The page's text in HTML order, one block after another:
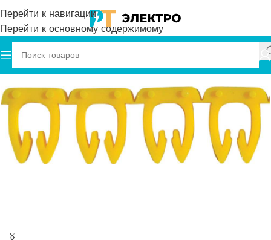
Перейти к навигации
Перейти к основному содержимому
Главная Onka Маркировка кабеля